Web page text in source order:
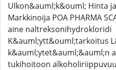
Ulkon&auml;k&ouml; Hinta
Markkinoija POA PHARMA
aine naltreksonihydrokloridi
K&auml;ytt&ouml;tarkoitus
k&auml;ytet&auml;&auml;n
tukihoitoon